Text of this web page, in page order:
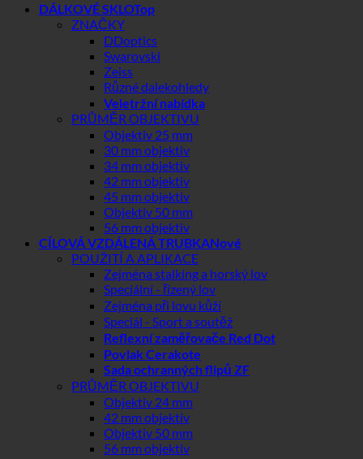
DÁLKOVÉ SKLO
ZNAČKY
DDoptics
Swarovski
Zeiss
Různé dalekohledy
Veletržní nabídka
PRŮMĚR OBJEKTIVU
Objektiv 25 mm
30 mm objektiv
34 mm objektiv
42 mm objektiv
45 mm objektiv
Objektiv 50 mm
56 mm objektiv
CÍLOVÁ VZDÁLENÁ TRUBKA
POUŽITÍ A APLIKACE
Zejména stalking a horský lov
Speciální - řízený lov
Zejména při lovu kůží
Speciál - Sport a soutěž
Reflexní zaměřovače Red Dot
Povlak Cerakote
Sada ochranných flipů ZF
PRŮMĚR OBJEKTIVU
Objektiv 24 mm
42 mm objektiv
Objektiv 50 mm
56 mm objektiv